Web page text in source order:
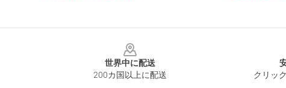
世界中に配送
200カ国以上に配送
クリッ